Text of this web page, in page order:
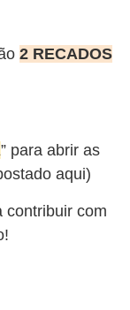
2 RECADOS
” para abrir as
aqui)
contribuir com